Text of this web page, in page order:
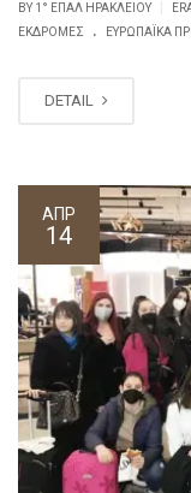
BY1° ΕΠΑΛ ΗΡΑΚΛΕΊΟΥ
ΕΚΔΡΟΜΈΣ . ΕΥΡΩΠΑΪΚΆ
DETAIL
ΑΠΡ
14